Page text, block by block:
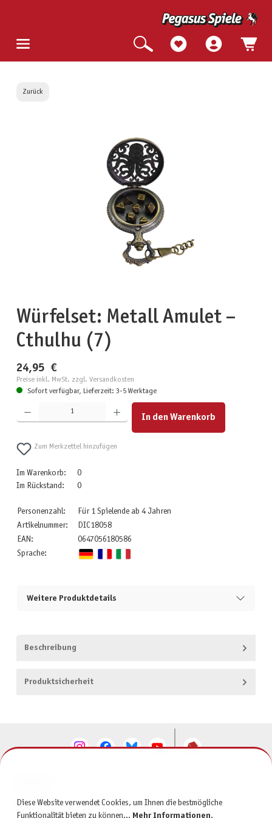
Zurück
Würfelset: Metall Amulet –
Cthulhu (7)
24,95 €
Preise inkl. MwSt. zzgl. Versandkosten
Sofort verfügbar, Lieferzeit: 3-5 Werktage
Produkt Anzahl: Gib den gewünschten Wert ein oder benutze die Schaltflächen um die Anzahl zu
In den Warenkorb
Zum Merkzettel hinzufügen
Im Warenkorb:
0
Im Rückstand:
0
Personenzahl:
Für 1 Spielende ab 4 Jahren
Artikelnummer:
DIC18058
EAN:
0647056180586
Sprache:
Weitere Produktdetails
Beschreibung
Produktsicherheit
SERVICE
Diese Website verwendet Cookies, um Ihnen die bestmögliche
Funktionalität bieten zu können... Mehr Informationen.